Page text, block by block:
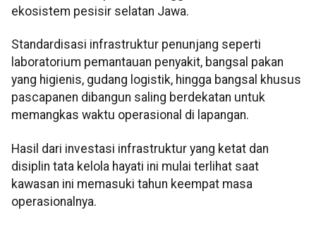
ekosistem pesisir selatan Jawa.
Standardisasi infrastruktur penunjang seperti
laboratorium pemantauan penyakit, bangsal pakan
yang higienis, gudang logistik, hingga bangsal khusus
pascapanen dibangun saling berdekatan untuk
memangkas waktu operasional di lapangan.
Hasil dari investasi infrastruktur yang ketat dan
disiplin tata kelola hayati ini mulai terlihat saat
kawasan ini memasuki tahun keempat masa
operasionalnya.